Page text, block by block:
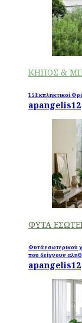
ΚΗΠΟΣ &
15 Εκπληκτικοί
apangelis12
ΦΥΤΑ
Φυτά εσωτερικού
που δείχνουν
apangelis12